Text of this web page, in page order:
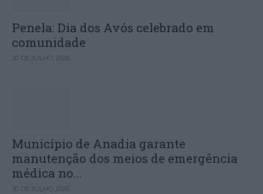
Penela: Dia dos Avós celebrado em
comunidade
30 DE JULHO, 2026
Município de Anadia garante
manutenção dos meios de emergência
médica no...
30 DE JULHO, 2026